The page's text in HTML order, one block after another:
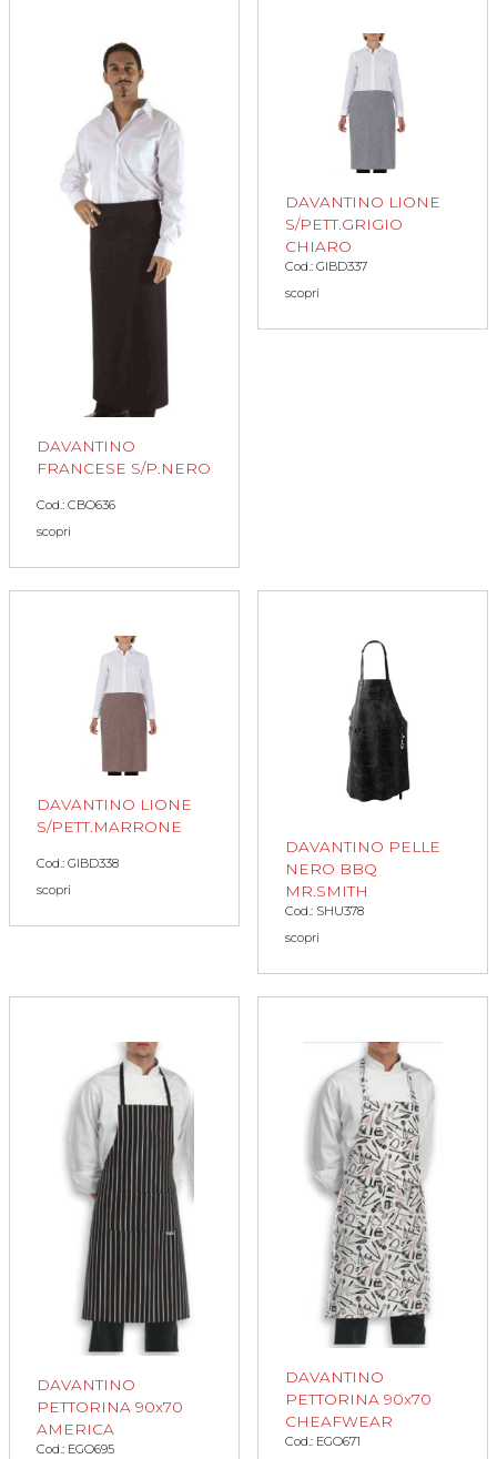
DAVANTINO
FRANCESE S/P.NERO
Cod.: CBO636
scopri
DAVANTINO LIONE
S/PETT.GRIGIO
CHIARO
Cod.: GIBD337
scopri
DAVANTINO LIONE
S/PETT.MARRONE
Cod.: GIBD338
scopri
DAVANTINO PELLE
NERO BBQ
MR.SMITH
Cod.: SHU378
scopri
DAVANTINO
PETTORINA 90x70
AMERICA
Cod.: EGO695
DAVANTINO
PETTORINA 90x70
CHEAFWEAR
Cod.: EGO671